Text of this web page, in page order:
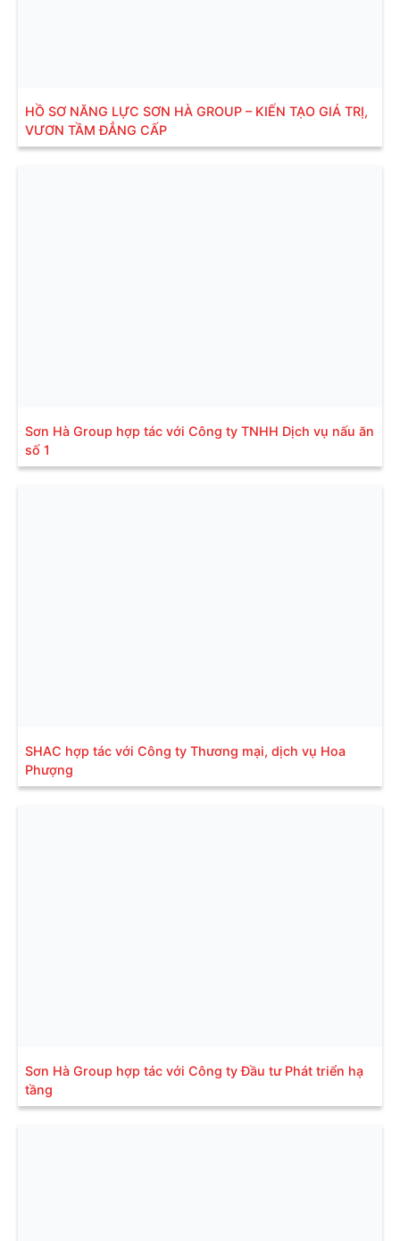
HỒ SƠ NĂNG LỰC SƠN HÀ GROUP – KIẾN TẠO GIÁ TRỊ,
VƯƠN TẦM ĐẲNG CẤP
Sơn Hà Group hợp tác với Công ty TNHH Dịch vụ nấu ăn
số 1
SHAC hợp tác với Công ty Thương mại, dịch vụ Hoa
Phượng
Sơn Hà Group hợp tác với Công ty Đầu tư Phát triển hạ
tầng